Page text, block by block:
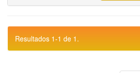
Resultados 1-1 de 1.